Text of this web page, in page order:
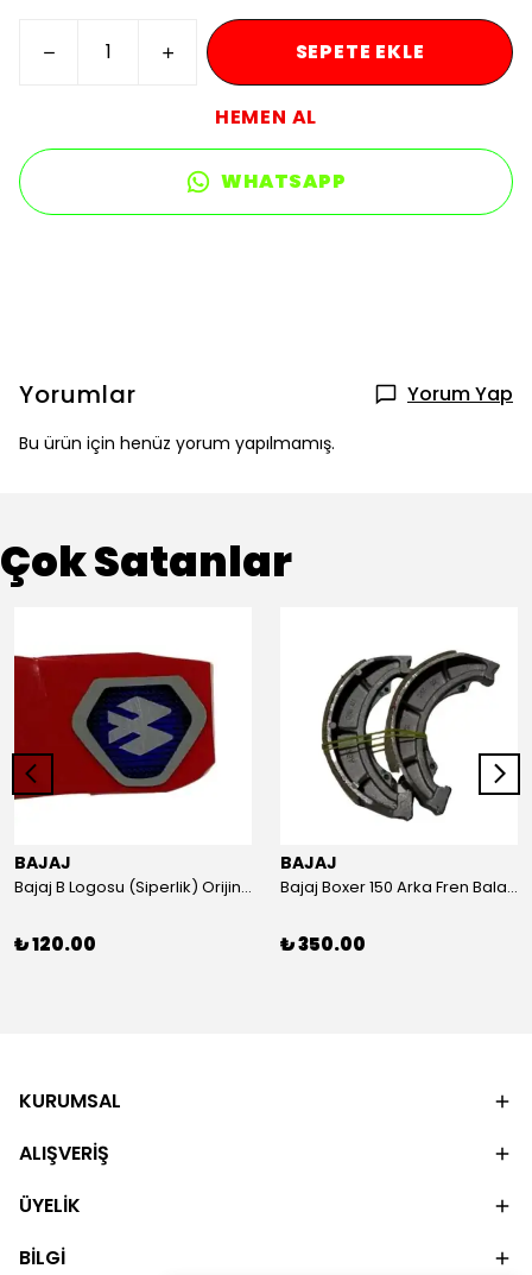
SEPETE EKLE
HEMEN AL
WHATSAPP
Yorumlar Yorum Yap
Bu ürün için henüz yorum yapılmamış.
Çok Satanlar
BAJAJ
Bajaj B Logosu (Siperlik) Orijinal
₺ 120.00
BAJAJ
Bajaj Boxer 150 Arka Fren Balatası Orijinal
₺ 350.00
KURUMSAL
ALIŞVERİŞ
ÜYELİK
BİLGİ